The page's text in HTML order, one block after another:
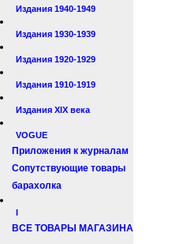
Издания 1940-1949
Издания 1930-1939
Издания 1920-1929
Издания 1910-1919
Издания XIX века
VOGUE
Приложения к журналам
Сопутствующие товары
барахолка
I
ВСЕ ТОВАРЫ МАГАЗИНА